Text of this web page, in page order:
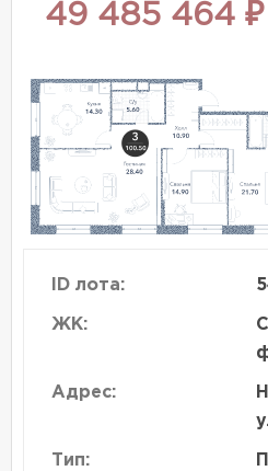
49 485 464 ₽
ID лота:
ЖК:
Адрес:
Тип: